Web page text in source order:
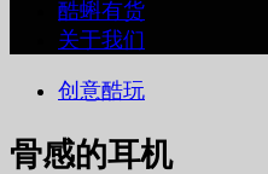
酷蝌有货
关于我们
创意酷玩
骨感的耳机